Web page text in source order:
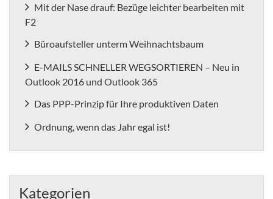
Mit der Nase drauf: Bezüge leichter bearbeiten mit
F2
Büroaufsteller unterm Weihnachtsbaum
E-MAILS SCHNELLER WEGSORTIEREN – Neu in
Outlook 2016 und Outlook 365
Das PPP-Prinzip für Ihre produktiven Daten
Ordnung, wenn das Jahr egal ist!
Kategorien